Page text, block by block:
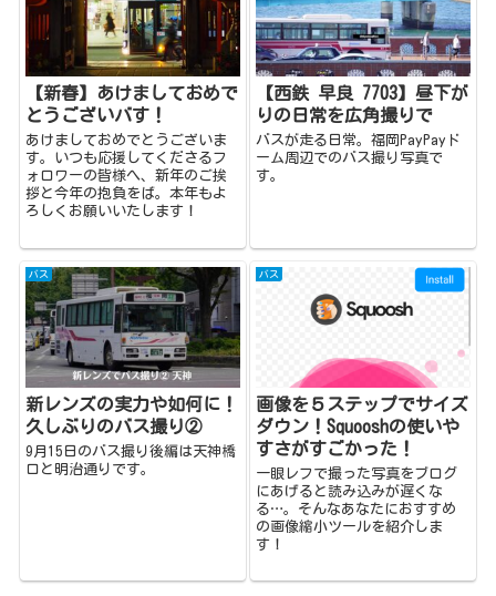
【新春】あけましておめで
とうございバす！
あけましておめでとうございま
す。いつも応援してくださるフ
ォロワーの皆様へ、新年のご挨
拶と今年の抱負をば。本年もよ
ろしくお願いいたします！
【西鉄 早良 7703】昼下が
りの日常を広角撮りで
バスが走る日常。福岡PayPayド
ーム周辺でのバス撮り写真で
す。
バス
新レンズの実力や如何に！
久しぶりのバス撮り②
9月15日のバス撮り後編は天神橋
口と明治通りです。
バス
画像を５ステップでサイズ
ダウン！Squooshの使いや
すさがすごかった！
一眼レフで撮った写真をブログ
にあげると読み込みが遅くな
る…。そんなあなたにおすすめ
の画像縮小ツールを紹介しま
す！